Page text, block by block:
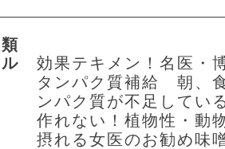
効果テキメン！名医
タンパク質補給 朝、
ンパク質が不足してい
作れない！植物性・動
摂れる女医のお勧め味